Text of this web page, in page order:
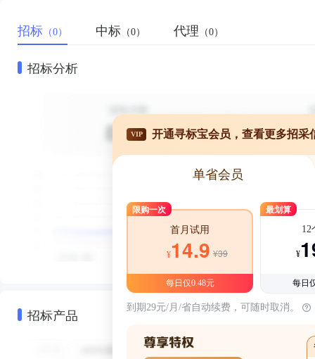
招标 （0） 中标 （0） 代理 （0）
招标分析
招标产品
VIP 开通寻标宝会员，查看更多招采
单省会员
限购一次
首月试用
¥14.9 ¥39
每日仅0.48元
最划算
12
¥
每日
到期29元/月/省自动续费，可随时取消。